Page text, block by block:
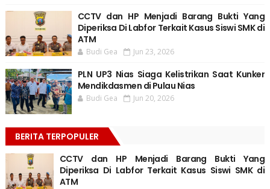
CCTV dan HP Menjadi Barang Bukti Yang
Diperiksa Di Labfor Terkait Kasus Siswi SMK di
ATM
Budi Gea Jun 23, 2026
PLN UP3 Nias Siaga Kelistrikan Saat Kunker
Mendikdasmen di Pulau Nias
Budi Gea Jun 20, 2026
BERITA TERPOPULER
CCTV dan HP Menjadi Barang Bukti Yang
Diperiksa Di Labfor Terkait Kasus Siswi SMK di
ATM